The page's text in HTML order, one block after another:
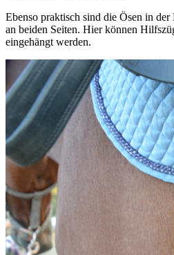
Ebenso praktisch sind die Ösen in
an beiden Seiten. Hier können
eingehängt werden.